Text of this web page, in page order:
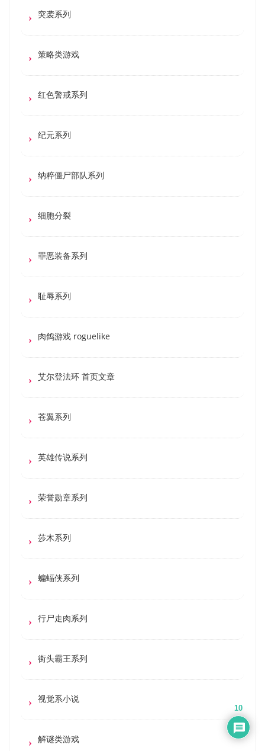
突袭系列
策略类游戏
红色警戒系列
纪元系列
纳粹僵尸部队系列
细胞分裂
罪恶装备系列
耻辱系列
肉鸽游戏 roguelike
艾尔登法环 首页文章
苍翼系列
英雄传说系列
荣誉勋章系列
莎木系列
蝙蝠侠系列
行尸走肉系列
街头霸王系列
视觉系小说
解谜类游戏
10